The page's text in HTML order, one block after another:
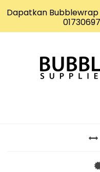
Dapatkan